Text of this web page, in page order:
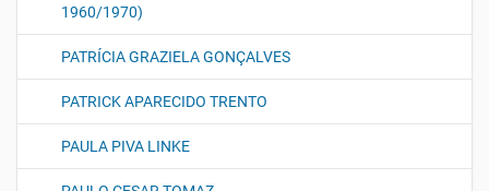
1960/1970)
PATRÍCIA GRAZIELA GONÇALVES
PATRICK APARECIDO TRENTO
PAULA PIVA LINKE